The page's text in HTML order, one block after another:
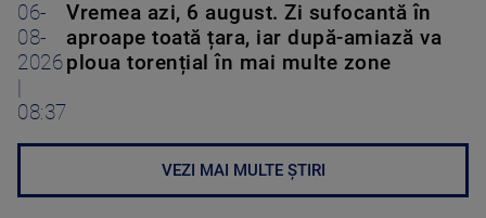
06-
08-
2026
08:37
Vremea azi, 6 august. Zi sufocantă în
aproape toată țara, iar după-amiază va
ploua torențial în mai multe zone
VEZI MAI MULTE ȘTIRI